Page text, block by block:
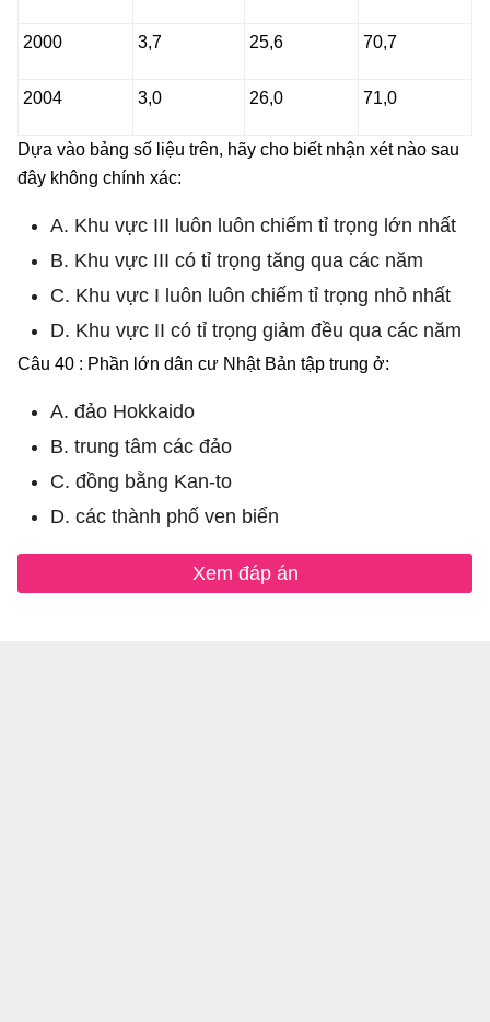
2000 3,7 25,6 70,7
2004 3,0 26,0 71,0
Dựa vào bảng số liệu trên, hãy cho biết nhận xét nào sau
đây không chính xác:
A. Khu vực III luôn luôn chiếm tỉ trọng lớn nhất
B. Khu vực III có tỉ trọng tăng qua các năm
C. Khu vực I luôn luôn chiếm tỉ trọng nhỏ nhất
D. Khu vực II có tỉ trọng giảm đều qua các năm
Câu 40 : Phần lớn dân cư Nhật Bản tập trung ở:
A. đảo Hokkaido
B. trung tâm các đảo
C. đồng bằng Kan-to
D. các thành phố ven biển
Xem đáp án